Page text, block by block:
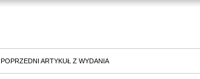
POPRZEDNI ARTYKUŁ Z WYDANIA